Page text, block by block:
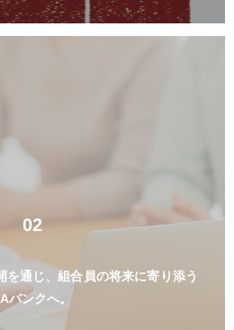
02
を通じ、組合員の将来に寄り添う
バンクへ。